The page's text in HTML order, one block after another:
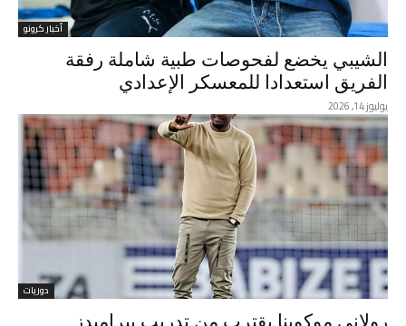
أخبار كرونو
الشيبي يخضع لفحوصات طبية شاملة رفقة
الفريق استعدادا للمعسكر الإعدادي
يوليوز 14, 2026
دوريات
رولاني موكوينا يقترب من تدريب بيراميدز